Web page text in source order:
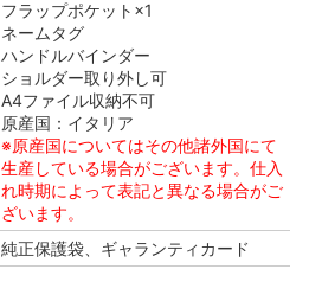
フラップポケット×1
ネームタグ
ハンドルバインダー
ショルダー取り外し可
A4ファイル収納不可
原産国：イタリア
※原産国についてはその他諸外国にて
生産している場合がございます。仕入
れ時期によって表記と異なる場合がご
ざいます。
純正保護袋、ギャランティカード